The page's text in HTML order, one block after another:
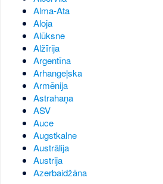
Alma-Ata
Aloja
Alūksne
Alžīrija
Argentīna
Arhangeļska
Armēnija
Astrahaņa
ASV
Auce
Augstkalne
Austrālija
Austrija
Azerbaidžāna